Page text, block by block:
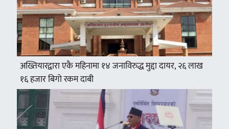
अख्तियारद्वारा एकै महिनामा १४ जनाविरुद्ध मुद्दा दायर, २६ लाख
१६ हजार बिगो रकम दाबी